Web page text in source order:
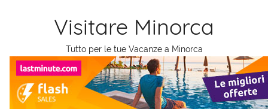
Visitare Minorca
Tutto per le tue Vacanze a Minorca